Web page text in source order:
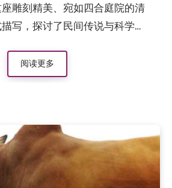
雕刻精美、宛如四合庭院的清
写，探讨了民间传说与科学解
性的民间怪谈记录。
阅读更多